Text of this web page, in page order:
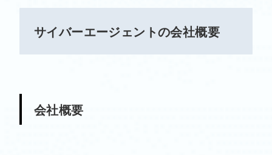
サイバーエージェントの会社概要
会社概要